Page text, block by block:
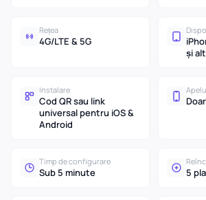
Rețea
4G/LTE & 5G
și
Instalare
Cod QR sau link
universal pentru iOS &
Android
Timp de configurare
Sub 5 minute 5